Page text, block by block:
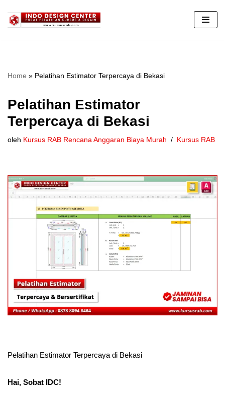
Lompat
Home » Pelatihan Estimator Terpercaya di Bekasi
Pelatihan Estimator
Terpercaya di Bekasi
oleh Kursus RAB Rencana Anggaran Biaya Murah Kursus RAB
Pelatihan Estimator Terpercaya di Bekasi
Hai, Sobat IDC!